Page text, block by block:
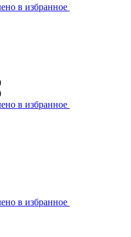
в избранное
в избранное
в избранное